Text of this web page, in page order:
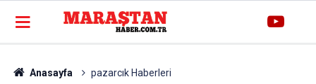
Anasayfa pazarcık Haberleri